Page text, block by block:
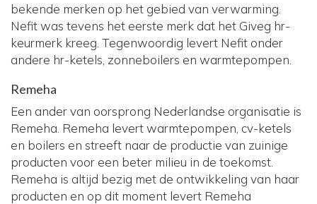
bekende merken op het gebied van verwarming.
Nefit was tevens het eerste merk dat het Giveg hr-
keurmerk kreeg. Tegenwoordig levert Nefit onder
andere hr-ketels, zonneboilers en warmtepompen.
Remeha
Een ander van oorsprong Nederlandse organisatie is
Remeha. Remeha levert warmtepompen, cv-ketels
en boilers en streeft naar de productie van zuinige
producten voor een beter milieu in de toekomst.
Remeha is altijd bezig met de ontwikkeling van haar
producten en op dit moment levert Remeha